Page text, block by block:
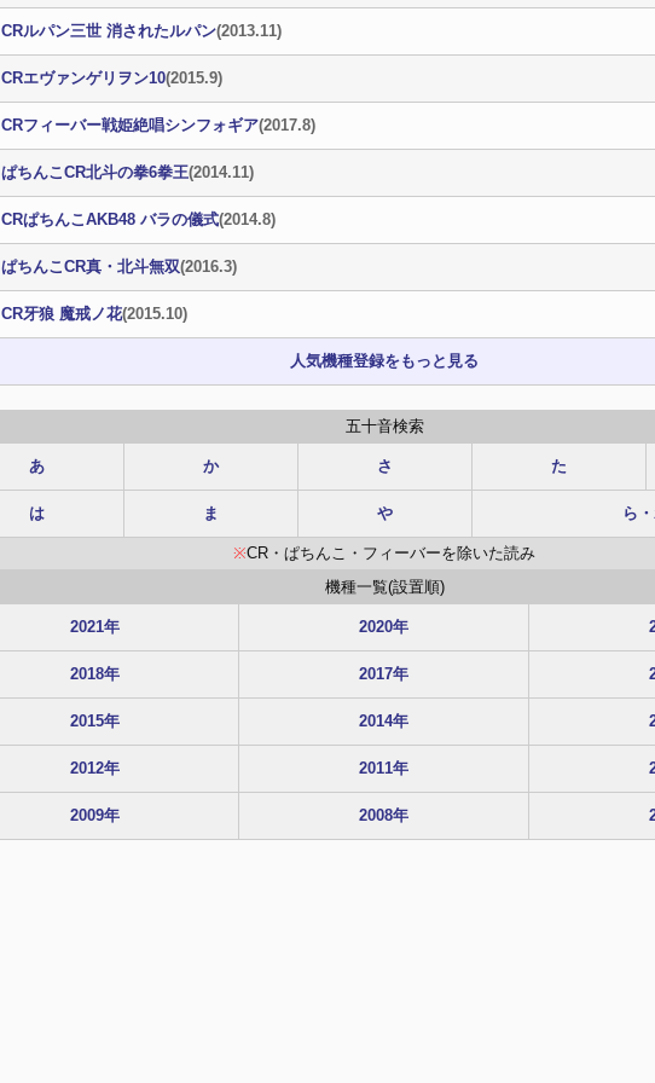
CRルパン三世 消されたルパン(2013.11)
CRエヴァンゲリヲン10(2015.9)
CRフィーバー戦姫絶唱シンフォギア(2017.8)
ぱちんこCR北斗の拳6拳王(2014.11)
CRぱちんこAKB48 バラの儀式(2014.8)
ぱちんこCR真・北斗無双(2016.3)
CR牙狼 魔戒ノ花(2015.10)
人気機種登録をもっと見る
五十音検索
あ か さ た
は ま や ら
※CR・ぱちんこ・フィーバーを除いた読み
機種一覧(設置順)
2021年 2020年
2018年 2017年
2015年 2014年
2012年 2011年
2009年 2008年